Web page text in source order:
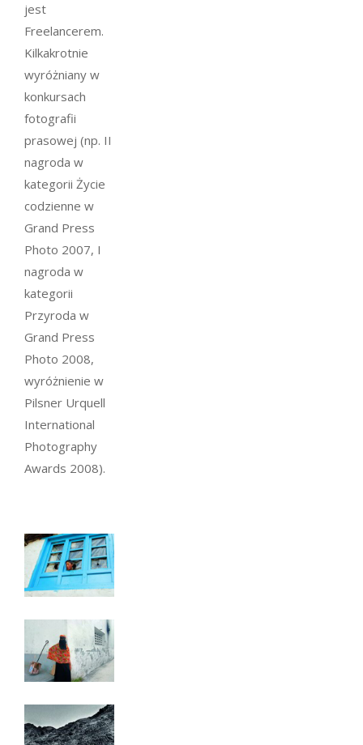
jest
Freelancerem.
Kilkakrotnie
wyróżniany w
konkursach
fotografii
prasowej (np. II
nagroda w
kategorii Życie
codzienne w
Grand Press
Photo 2007, I
nagroda w
kategorii
Przyroda w
Grand Press
Photo 2008,
wyróżnienie w
Pilsner Urquell
International
Photography
Awards 2008).